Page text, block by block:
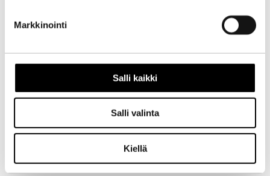
Markkinointi
Salli kaikki
Salli valinta
Kiellä
Nimi
Sähköpostiosoite
Alternative: